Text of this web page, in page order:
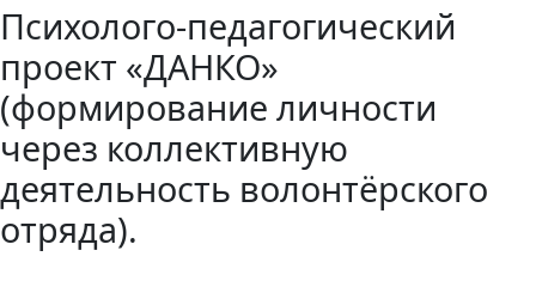
Психолого-педагогический
проект «ДАНКО»
(формирование личности
через коллективную
деятельность волонтёрского
отряда).